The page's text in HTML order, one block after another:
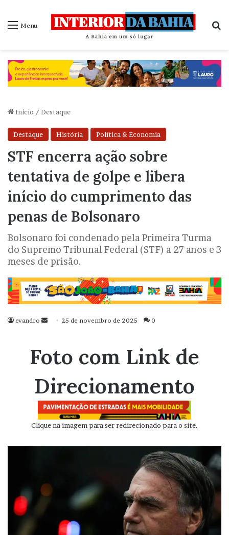
Menu
Início / Destaque
Destaque História Política & Economia
STF encerra ação sobre
tentativa de golpe e libera
início do cumprimento das
penas de Bolsonaro
Bolsonaro foi condenado pela Primeira Turma
do Supremo Tribunal Federal (STF) a 27 anos e 3
meses de prisão.
evandro
Mande
mail
25 de novembro de 2025 0
Foto com Link de
Direcionamento
Clique na imagem para ser redirecionado para o site.